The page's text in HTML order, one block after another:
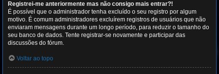
Registrei-me anteriormente mas não consigo mais entrar?!
É possível que o administrador tenha excluído o seu registro por algum
motivo. É comum administradores excluírem registros de usuários que não
enviaram mensagens durante um longo período, para reduzir o tamanho do
seu banco de dados. Tente registrar-se novamente e participar das
discussões do fórum.
Voltar ao topo